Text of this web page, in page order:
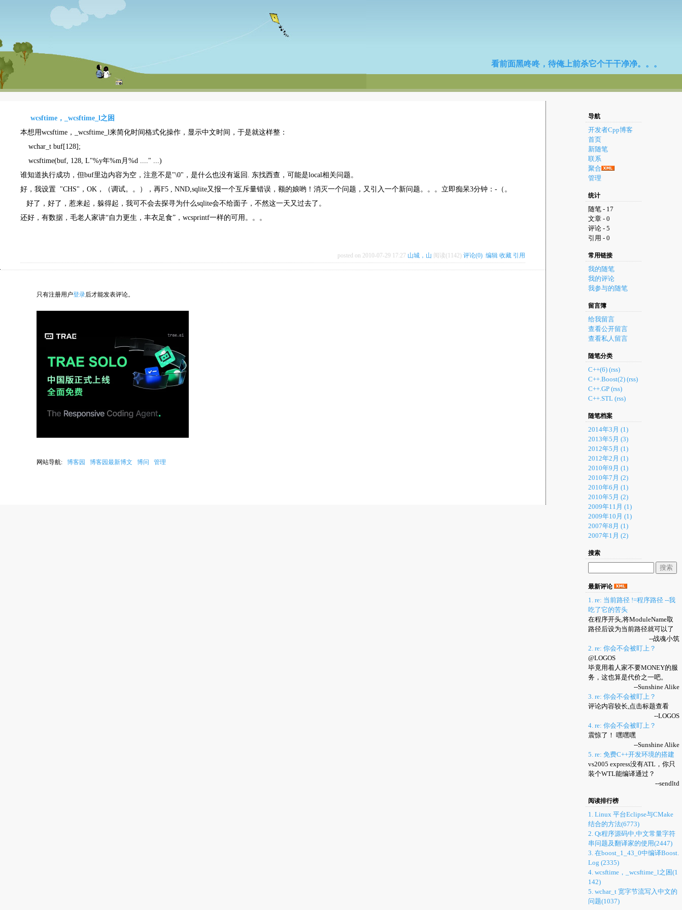
看前面黑咚咚，待俺上前杀它个干干净净。。。
wcsftime，_wcsftime_l之困
本想用wcsftime，_wcsftime_l来简化时间格式化操作，显示中文时间，于是就这样整：
wchar_t buf[128];
wcsftime(buf, 128, L"%y年%m月%d ...." ...)
谁知道执行成功，但buf里边内容为空，注意不是"\0"，是什么也没有返回. 东找西查，可能是local相关问题。
好，我设置 "CHS"，OK，（调试。。），再F5 , NND,sqlite又报一个互斥量错误，额的娘哟！消灭一个问题，又引入一个新问题。。。立即痴呆3分钟：-（。
好了，好了，惹来起，躲得起，我可不会去探寻为什么sqlite会不给面子，不然这一天又过去了。
还好，有数据，毛老人家讲“自力更生，丰衣足食”，wcsprintf一样的可用。。。
posted on 2010-07-29 17:27 山城，山 阅读(1142)评论(0) 编辑 收藏 引用
只有注册用户登录后才能发表评论。
网站导航: 博客园 博客园最新博文 博问 管理
导航
开发者Cpp博客
首页
新随笔
联系
聚合
管理
统计
随笔 - 17
文章 - 0
评论 - 5
引用 - 0
常用链接
我的随笔
我的评论
我参与的随笔
留言簿
给我留言
查看公开留言
查看私人留言
随笔分类
C++(6) (rss)
C++.Boost(2) (rss)
C++.GP (rss)
C++.STL (rss)
随笔档案
2014年3月 (1)
2013年5月 (3)
2012年5月 (1)
2012年2月 (1)
2010年9月 (1)
2010年7月 (2)
2010年6月 (1)
2010年5月 (2)
2009年11月 (1)
2009年10月 (1)
2007年8月 (1)
2007年1月 (2)
搜索
最新评论
1. re: 当前路径 !=程序路径 --我
吃了它的苦头
在程序开头,将ModuleName取
路径后设为当前路径就可以了
--战魂小筑
2. re: 你会不会被盯上？
@LOGOS
毕竟用着人家不要MONEY的服
务，这也算是代价之一吧。
--Sunshine Alike
3. re: 你会不会被盯上？
评论内容较长,点击标题查看
--LOGOS
4. re: 你会不会被盯上？
震惊了！ 嘿嘿嘿
--Sunshine Alike
5. re: 免费C++开发环境的搭建
vs2005 express没有ATL，你只
装个WTL能编译通过？
--sendltd
阅读排行榜
1. Linux 平台Eclipse与CMake
结合的方法(6773)
2. Qt程序源码中,中文常量字符
串问题及翻译家的使用(2447)
3. 在boost_1_43_0中编译Boost.
Log (2335)
4. wcsftime，_wcsftime_l之困(1
142)
5. wchar_t 宽字节流写入中文的
问题(1037)